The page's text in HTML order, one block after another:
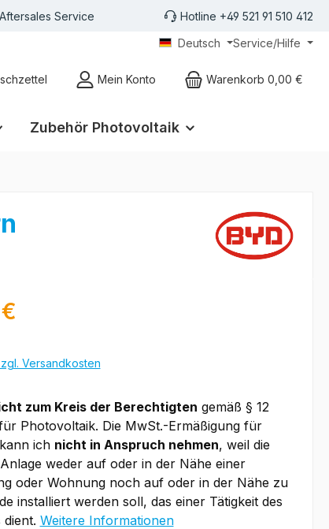
Aftersales Service Hotline +49 521 91 510 412
Deutsch Service/Hilfe
Mein Konto Warenkorb 0,00 €
Zubehör Photovoltaik
Versandkosten
zum Kreis der Berechtigten gemäß § 12
Photovoltaik. Die MwSt.-Ermäßigung für
ich nicht in Anspruch nehmen, weil die
weder auf oder in der Nähe einer
oder Wohnung noch auf oder in der Nähe zu
installiert werden soll, das einer Tätigkeit des
dient. Weitere Informationen